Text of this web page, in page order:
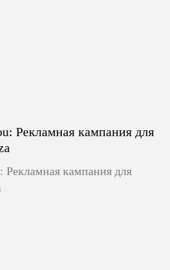
Рекламная кампания для
Рекламная кампания для